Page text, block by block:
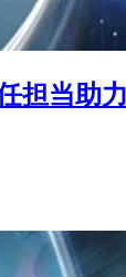
担当助